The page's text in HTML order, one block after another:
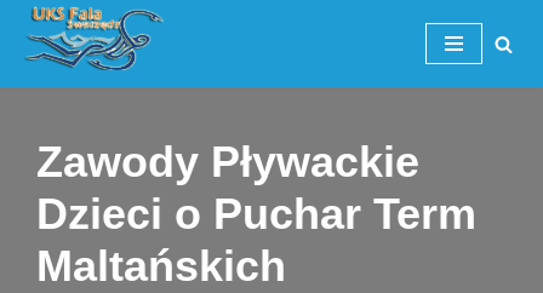
Przejdź
do
Zawody Pływackie
Dzieci o Puchar Term
Maltańskich